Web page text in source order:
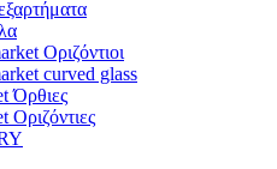
Οριζόντιοι
curved glass
Όρθιες
Οριζόντιες